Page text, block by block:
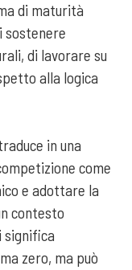
di maturità
sostenere
di lavorare su
alla logica
in una
come
e adottare la
contesto
significa
zero, ma può